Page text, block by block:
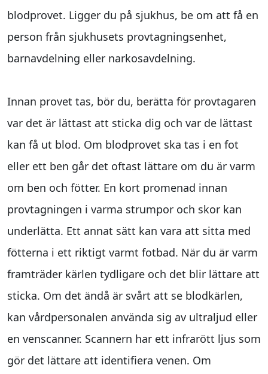
blodprovet. Ligger du på sjukhus, be om att få en
person från sjukhusets provtagningsenhet,
barnavdelning eller narkosavdelning.
Innan provet tas, bör du, berätta för provtagaren
var det är lättast att sticka dig och var de lättast
kan få ut blod. Om blodprovet ska tas i en fot
eller ett ben går det oftast lättare om du är varm
om ben och fötter. En kort promenad innan
provtagningen i varma strumpor och skor kan
underlätta. Ett annat sätt kan vara att sitta med
fötterna i ett riktigt varmt fotbad. När du är varm
framträder kärlen tydligare och det blir lättare att
sticka. Om det ändå är svårt att se blodkärlen,
kan vårdpersonalen använda sig av ultraljud eller
en venscanner. Scannern har ett infrarött ljus som
gör det lättare att identifiera venen. Om